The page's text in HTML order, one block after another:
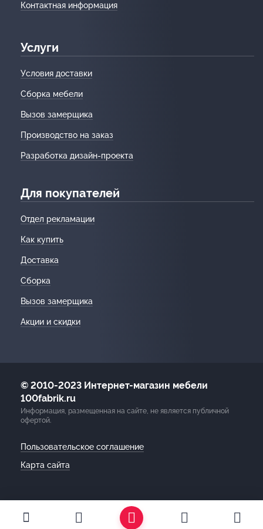
Контактная информация
Услуги
Условия доставки
Сборка мебели
Вызов замерщика
Производство на заказ
Разработка дизайн-проекта
Для покупателей
Отдел рекламации
Как купить
Доставка
Сборка
Вызов замерщика
Акции и скидки
© 2010-2023 Интернет-магазин мебели
100fabrik.ru
Информация, размещенная на сайте, не является публичной
офертой.
Пользовательское соглашение
Карта сайта